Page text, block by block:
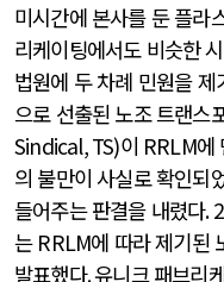
미시간에 본사를 둔 플라
리케이팅에서도 비슷한
법원에 두 차례 민원을
으로 선출된 노조 트랜스
Sindical, TS)이 RRLM에
의 불만이 사실로 확인되
들어주는 판결을 내렸다.
는 RRLM에 따라 제기된
발표했다.유니크 패브리